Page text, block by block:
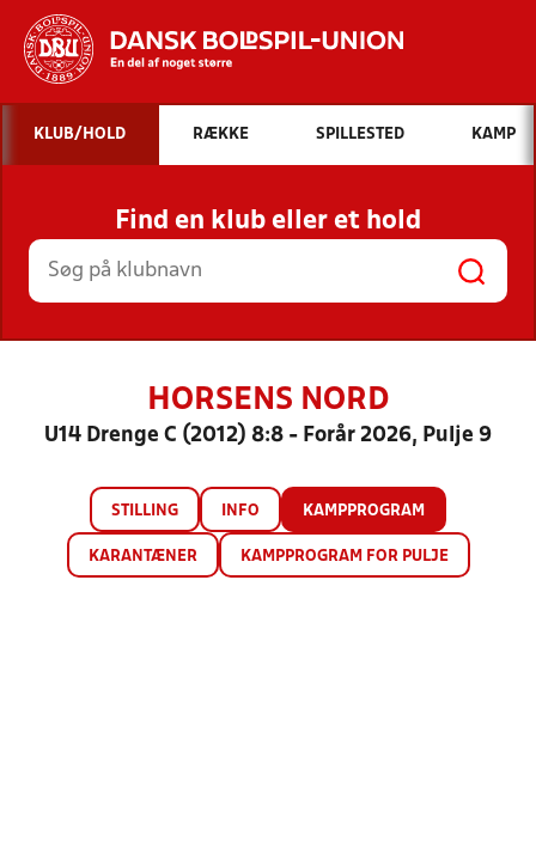
Hvad vil du søge efter?
INDHOLD OG NYHEDER
STILLINGER, RESULTATER, KLUBBER OG
HOLD
KLUB/HOLD RÆKKE SPILLESTED KAMP
Find en klub eller et hold
HORSENS NORD
U14 Drenge C (2012) 8:8 - Forår 2026, Pulje 9
STILLING INFO KAMPPROGRAM
KARANTÆNER KAMPPROGRAM FOR PULJE